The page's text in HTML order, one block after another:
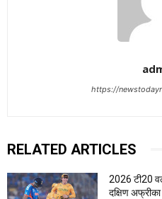
https://
RELATED ARTICLES
2026 टी20
दक्षिण